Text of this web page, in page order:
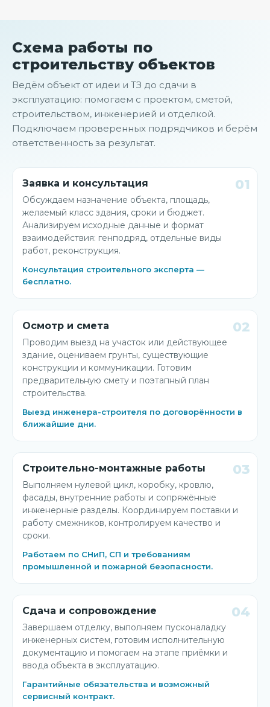
Схема работы по
строительству объектов
Ведём объект от идеи и ТЗ до сдачи в
эксплуатацию: помогаем с проектом, сметой,
строительством, инженерией и отделкой.
Подключаем проверенных подрядчиков и берём
ответственность за результат.
01
Заявка и консультация
Обсуждаем назначение объекта, площадь,
желаемый класс здания, сроки и бюджет.
Анализируем исходные данные и формат
взаимодействия: генподряд, отдельные виды
работ, реконструкция.
Консультация строительного эксперта —
бесплатно.
02
Осмотр и смета
Проводим выезд на участок или действующее
здание, оцениваем грунты, существующие
конструкции и коммуникации. Готовим
предварительную смету и поэтапный план
строительства.
Выезд инженера-строителя по договорённости в
ближайшие дни.
03
Строительно-монтажные работы
Выполняем нулевой цикл, коробку, кровлю,
фасады, внутренние работы и сопряжённые
инженерные разделы. Координируем поставки и
работу смежников, контролируем качество и
сроки.
Работаем по СНиП, СП и требованиям
промышленной и пожарной безопасности.
04
Сдача и сопровождение
Завершаем отделку, выполняем пусконаладку
инженерных систем, готовим исполнительную
документацию и помогаем на этапе приёмки и
ввода объекта в эксплуатацию.
Гарантийные обязательства и возможный
сервисный контракт.